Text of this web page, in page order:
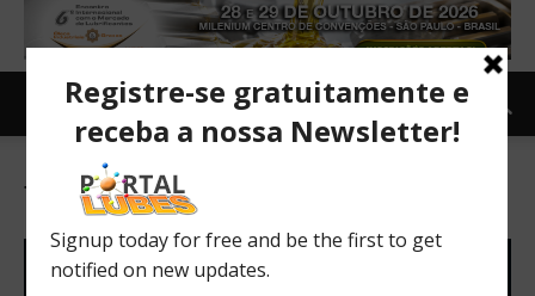
Tag: Auto Oil Advisory Panel